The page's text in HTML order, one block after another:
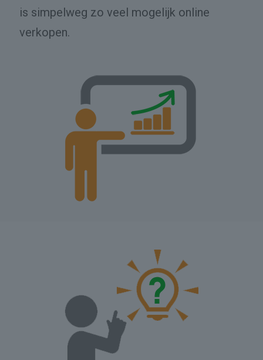
is simpelweg zo veel mogelijk online
verkopen.